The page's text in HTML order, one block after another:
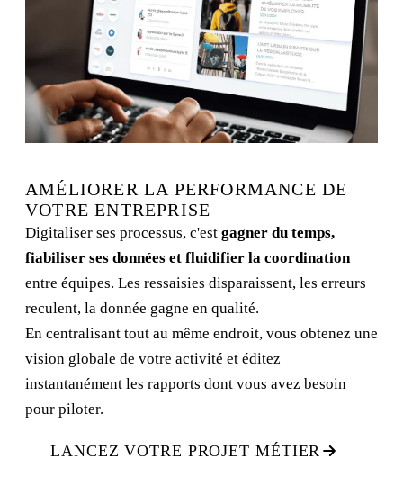
AMÉLIORER LA PERFORMANCE DE
VOTRE ENTREPRISE
Digitaliser ses processus, c'est gagner du temps,
fiabiliser ses données et fluidifier la coordination
entre équipes. Les ressaisies disparaissent, les erreurs
reculent, la donnée gagne en qualité.
En centralisant tout au même endroit, vous obtenez une
vision globale de votre activité et éditez
instantanément les rapports dont vous avez besoin
pour piloter.
LANCEZ VOTRE PROJET MÉTIER